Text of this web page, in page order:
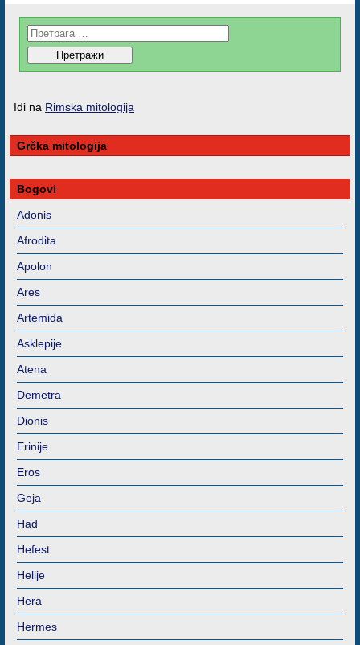
Idi na Rimska mitologija
Grčka mitologija
Bogovi
Adonis
Afrodita
Apolon
Ares
Artemida
Asklepije
Atena
Demetra
Dionis
Erinije
Eros
Geja
Had
Hefest
Helije
Hera
Hermes